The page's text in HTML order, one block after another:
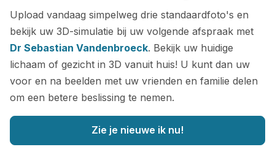
Upload vandaag simpelweg drie standaardfoto's en
bekijk uw 3D-simulatie bij uw volgende afspraak met
Dr Sebastian Vandenbroeck. Bekijk uw huidige
lichaam of gezicht in 3D vanuit huis! U kunt dan uw
voor en na beelden met uw vrienden en familie delen
om een betere beslissing te nemen.
Zie je nieuwe ik nu!